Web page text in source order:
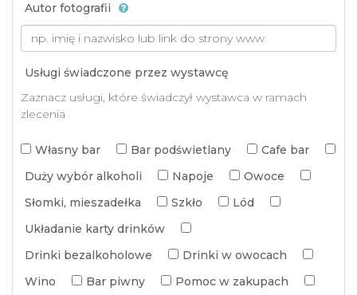
Autor fotografii
Usługi świadczone przez wystawcę
Zaznacz usługi, które świadczył wystawca w ramach
zlecenia
Własny bar Bar podświetlany
Cafe bar
Duży wybór alkoholi
Napoje
Owoce
Słomki, mieszadełka
Szkło
Lód
Układanie karty drinków
Drinki bezalkoholowe
Drinki w owocach
Wino
Bar piwny
Pomoc w zakupach